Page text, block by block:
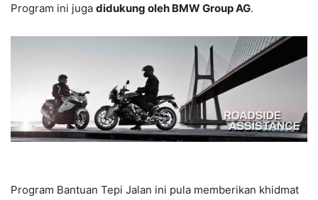
Program ini juga didukung oleh BMW Group AG.
Program Bantuan Tepi Jalan ini pula memberikan khidmat